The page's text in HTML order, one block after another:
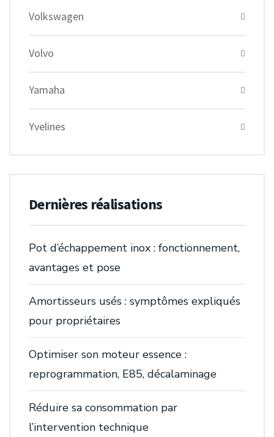
Volkswagen
Volvo
Yamaha
Yvelines
Dernières réalisations
Pot d’échappement inox : fonctionnement,
avantages et pose
Amortisseurs usés : symptômes expliqués
pour propriétaires
Optimiser son moteur essence :
reprogrammation, E85, décalaminage
Réduire sa consommation par
l’intervention technique